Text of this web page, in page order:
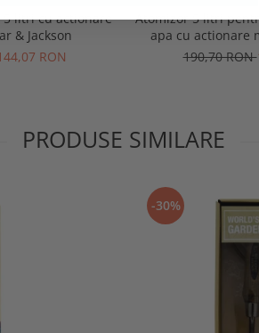
5 litri cu actionare
& Jackson
RON
Atomizor 5 litri
apa cu actionare
190,70 RON
PRODUSE SIMILARE
-30%